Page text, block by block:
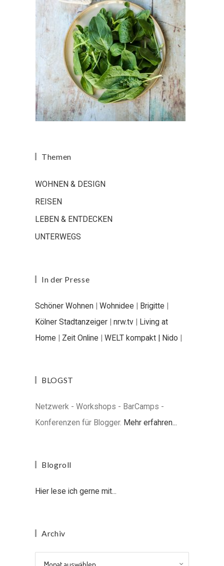
Themen
WOHNEN & DESIGN
REISEN
LEBEN & ENTDECKEN
UNTERWEGS
In der Presse
Schöner Wohnen | Wohnidee | Brigitte |
Kölner Stadtanzeiger | nrw.tv | Living at
Home | Zeit Online | WELT kompakt | Nido |
BLOGST
Netzwerk - Workshops - BarCamps -
Konferenzen für Blogger. Mehr erfahren...
Blogroll
Hier lese ich gerne mit...
Archiv